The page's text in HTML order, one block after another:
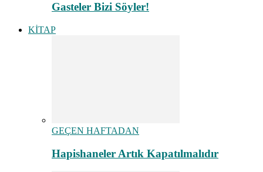
Gasteler Bizi Söyler!
KİTAP
GEÇEN HAFTADAN
Hapishaneler Artık Kapatılmalıdır